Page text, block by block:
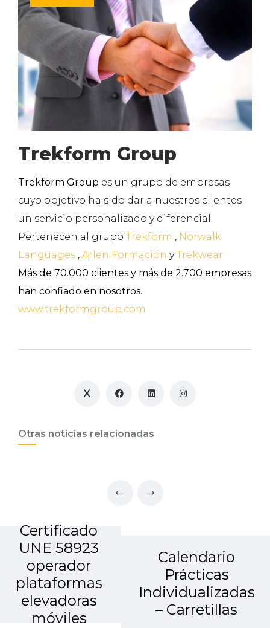
Trekform Group
Trekform Group es un grupo de empresas
cuyo objetivo ha sido dar a nuestros clientes
un servicio personalizado y diferencial.
Pertenecen al grupo Trekform
Norwalk
Languages Arlen Formación yTrekwear
Más de 70.000 clientes y más de 2.700 empresas
han confiado en nosotros.
www.trekformgroup.com
Otras noticias relacionadas
Certificado
UNE 58923
operador
plataformas
elevadoras
móviles
Calendario
Prácticas
Individualizadas
– Carretillas